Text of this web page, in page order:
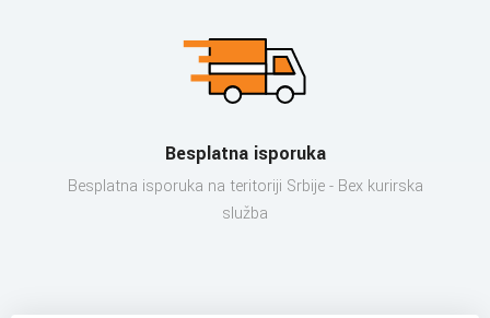
Besplatna isporuka
Besplatna isporuka na teritoriji Srbije - Bex kurirska
služba